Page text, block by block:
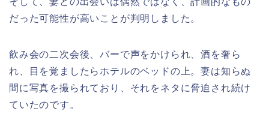
だった可能性が高いことが判明しました。
飲み会の二次会後、バーで声をかけられ、酒を奢ら
れ、目を覚ましたらホテルのベッドの上。妻は知らぬ
間に写真を撮られており、それをネタに脅迫され続け
ていたのです。